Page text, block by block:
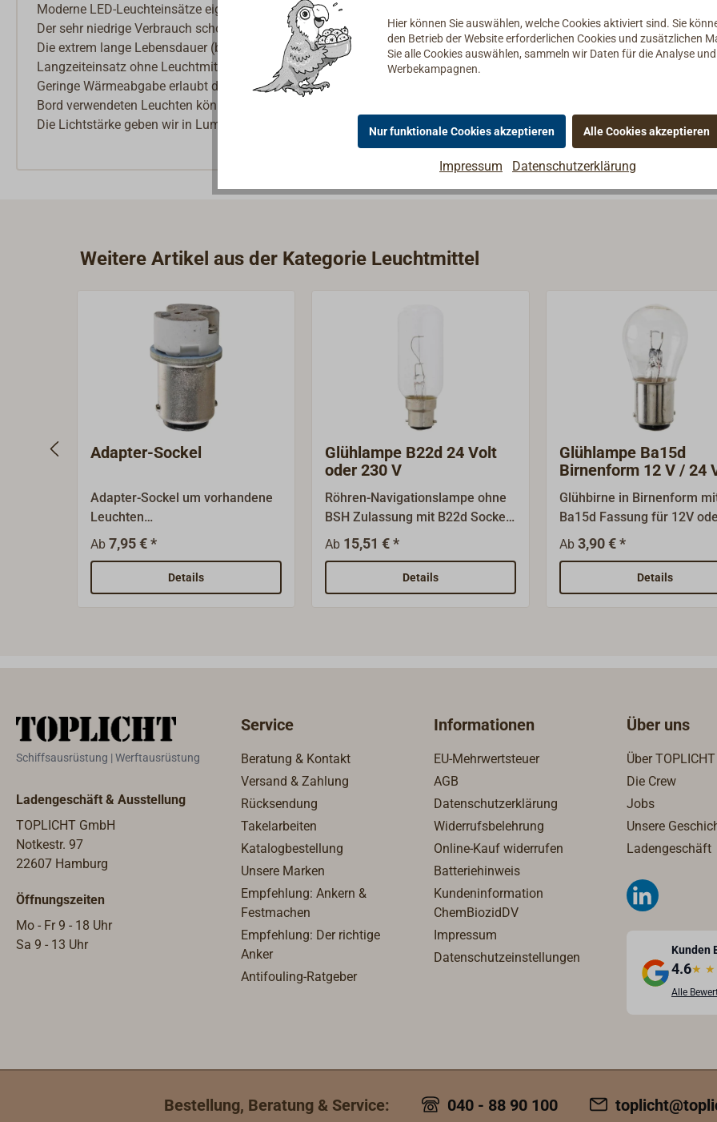
Moderne LED-Leuchteinsätze eignen sich aus verschiedenen Gründen hervorragend für den Einsatz als Leuchtmittel an
Der sehr niedrige Verbrauch schont die knappen Batteriekapazitäten.
Die extrem lange Lebensdauer (bis zu 50.000 Betriebsstunden) und die große Rüttelfestigkeit garantieren zuverlässigen
Langzeiteinsatz ohne Leuchtmittelwechsel.
Geringe Wärmeabgabe erlaubt den Einbau heller Beleuchtung auch in schlecht ventilierte Lampengehäuse. Die meisten an
Bord verwendeten Leuchten können problemlos mit den verschiedenen LED-Einsätzen umgerüstet werden.
Die Lichtstärke geben wir in Lumen (lm) an.
Weitere Artikel aus der Kategorie Leuchtmittel
Adapter-Sockel
Adapter-Sockel um vorhandene
Leuchten
umzurüsten.Verfügbare
Adapter:Von E14 auf G4Von
Ba15d auf G4Von Ba15s auf
G4Von B22 auf E14
Ab 7,95 € *
Details
Glühlampe B22d 24 Volt
oder 230 V
Röhren-Navigationslampe ohne
BSH Zulassung mit B22d Sockel.
In zwei Ausführungen (für 24 V
oder 230 V).Fassung:
B22Spannung: 24 V & 230
VLeistung: 40 Watt (24 V) oder
Ab 15,51 € *
Details
Glühlampe Ba15d
Birnenform 12 V / 24
Glühbirne in Birnenform
Ba15d Fassung für 12V
V. Ohne BSH
Abweichungen in Form,
und Wattangabe sind
Ab 3,90 € *
Details
Schiffsausrüstung | Werftausrüstung
Ladengeschäft & Ausstellung
TOPLICHT GmbH
Notkestr. 97
22607 Hamburg
Öffnungszeiten
Mo - Fr 9 - 18 Uhr
Sa 9 - 13 Uhr
Service
Beratung & Kontakt
Versand & Zahlung
Rücksendung
Takelarbeiten
Katalogbestellung
Unsere Marken
Empfehlung: Ankern &
Festmachen
Empfehlung: Der richtige
Anker
Antifouling-Ratgeber
Informationen
EU-Mehrwertsteuer
AGB
Datenschutzerklärung
Widerrufsbelehrung
Online-Kauf widerrufen
Batteriehinweis
Kundeninformation
ChemBiozidDV
Impressum
Datenschutzeinstellungen
Über uns
Über TOPLICHT
Die Crew
Jobs
Unsere
Ladengeschäft
Kunden
4.6★ ★
Alle
Bestellung, Beratung & Service: 040 - 88 90 100
Hier können Sie auswählen, welche Cookies aktiviert sind. Sie
den Betrieb der Website erforderlichen Cookies und zusätzlichen
Sie alle Cookies auswählen, sammeln wir Daten für die Analyse
Werbekampagnen.
Nur funktionale Cookies akzeptieren Alle Cookies akzeptieren
Impressum Datenschutzerklärung